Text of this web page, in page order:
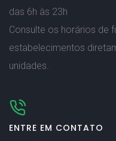
das 6h às 23h
Consulte os horários de
estabelecimentos
unidades.
ENTRE EM CONTATO